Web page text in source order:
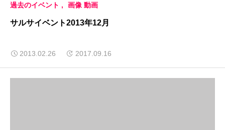
過去のイベント 画像 動画
サルサイベント2013年12月
2013.02.26 2017.09.16